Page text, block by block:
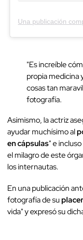
Una publicación
"Es increíble
propia medicina
cosas tan
fotografía.
Asimismo, la actriz
ayudar muchísimo al
en cápsulas" e
el milagro de este
los internautas.
En una publicación
fotografía de su
vida" y expresó su